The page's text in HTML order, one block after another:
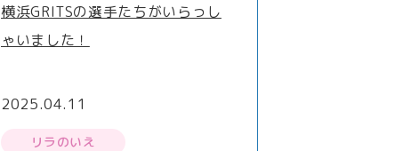
横浜GRITSの選手たちがいらっし
ゃいました！
2025.04.11
リラのいえ